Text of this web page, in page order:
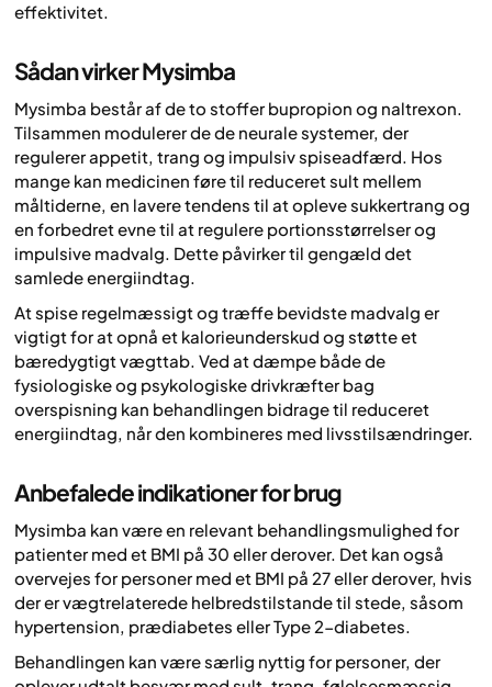
effektivitet.
Sådan virker Mysimba
Mysimba består af de to stoffer bupropion og naltrexon.
Tilsammen modulerer de de neurale systemer, der
regulerer appetit, trang og impulsiv spiseadfærd. Hos
mange kan medicinen føre til reduceret sult mellem
måltiderne, en lavere tendens til at opleve sukkertrang og
en forbedret evne til at regulere portionsstørrelser og
impulsive madvalg. Dette påvirker til gengæld det
samlede energiindtag.
At spise regelmæssigt og træffe bevidste madvalg er
vigtigt for at opnå et kalorieunderskud og støtte et
bæredygtigt vægttab. Ved at dæmpe både de
fysiologiske og psykologiske drivkræfter bag
overspisning kan behandlingen bidrage til reduceret
energiindtag, når den kombineres med livsstilsændringer.
Anbefalede indikationer for brug
Mysimba kan være en relevant behandlingsmulighed for
patienter med et BMI på 30 eller derover. Det kan også
overvejes for personer med et BMI på 27 eller derover, hvis
der er vægtrelaterede helbredstilstande til stede, såsom
hypertension, prædiabetes eller Type 2-diabetes.
Behandlingen kan være særlig nyttig for personer, der